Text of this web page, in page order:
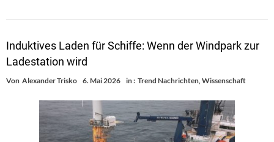
Induktives Laden für Schiffe: Wenn der Windpark zur
Ladestation wird
Von Alexander Trisko 6. Mai 2026 in : Trend Nachrichten,Wissenschaft